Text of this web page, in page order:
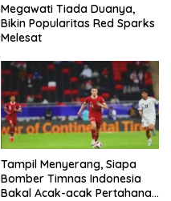
Megawati Tiada Duanya,
Bikin Popularitas Red Sparks
Melesat
Tampil Menyerang, Siapa
Bomber Timnas Indonesia
Bakal Acak-acak Pertahanan